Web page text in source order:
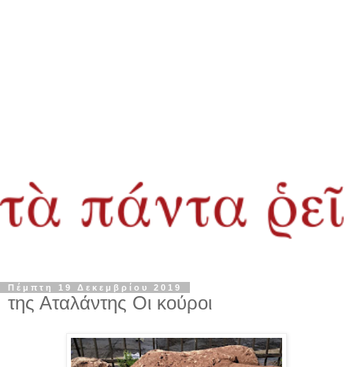
Πέμπτη 19 Δεκεμβρίου 2019
της Αταλάντης Οι κούροι